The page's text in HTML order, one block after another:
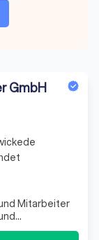
GmbH
Mitarbeiter
und